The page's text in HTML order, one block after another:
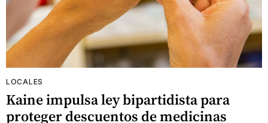
LOCALES
Kaine impulsa ley bipartidista para
proteger descuentos de medicinas